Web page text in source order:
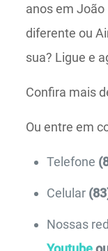
anos em João
diferente ou
sua? Ligue e
Confira mais
Ou entre em
Telefone
Celular
Nossas